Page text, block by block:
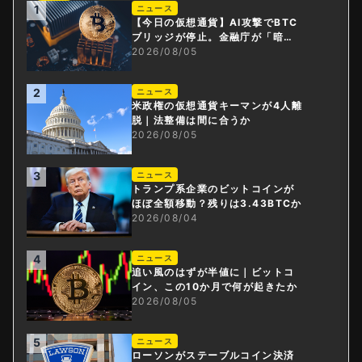
1 ニュース
【今日の仮想通貨】AI攻撃でBTC
ブリッジが停止。金融庁が「暗号
資産・ステーブルコイン課」新設
2026/08/05
2 ニュース
米政権の仮想通貨キーマンが4人離
脱｜法整備は間に合うか
2026/08/05
3 ニュース
トランプ系企業のビットコインが
ほぼ全額移動？残りは3.43BTCか
2026/08/04
4 ニュース
追い風のはずが半値に｜ビットコ
イン、この10か月で何が起きたか
2026/08/05
5 ニュース
ローソンがステーブルコイン決済